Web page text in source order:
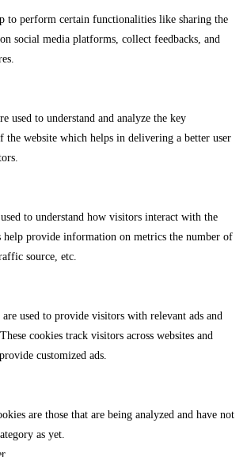
to perform certain functionalities like sharing the
social media platforms, collect feedbacks, and
used to understand and analyze the key
the website which helps in delivering a better user
to understand how visitors interact with the
help provide information on metrics the number of
source, etc.
used to provide visitors with relevant ads and
cookies track visitors across websites and
customized ads.
are those that are being analyzed and have not
as yet.